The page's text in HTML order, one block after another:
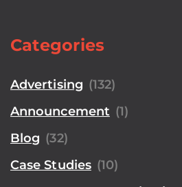
Categories
Advertising (132)
Announcement (1)
Blog (32)
Case Studies (10)